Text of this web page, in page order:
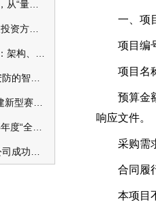
一、项
项目编号
项目名称
预算金额
响应文件。
采购需求
合同履行
本项目不